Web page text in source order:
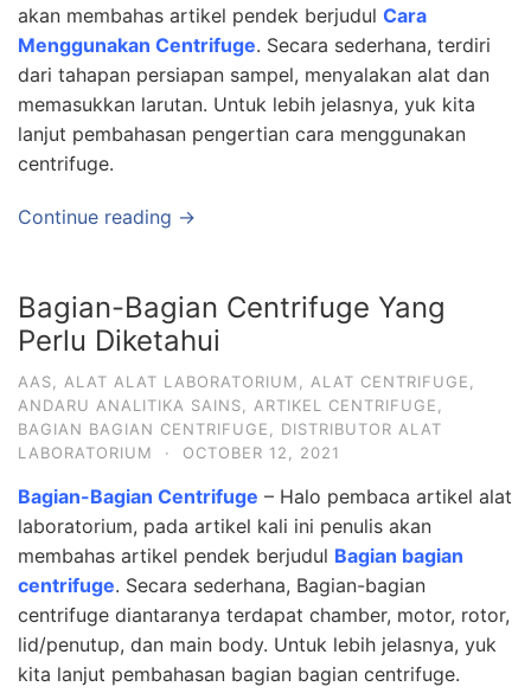
akan membahas artikel pendek berjudul Cara
Menggunakan Centrifuge. Secara sederhana, terdiri
dari tahapan persiapan sampel, menyalakan alat dan
memasukkan larutan. Untuk lebih jelasnya, yuk kita
lanjut pembahasan pengertian cara menggunakan
centrifuge.
Continue reading →
Bagian-Bagian Centrifuge Yang
Perlu Diketahui
AAS ALAT ALAT LABORATORIUM ALAT CENTRIFUGE
ANDARU ANALITIKA SAINS
ARTIKEL CENTRIFUGE
BAGIAN BAGIAN CENTRIFUGE
DISTRIBUTOR ALAT
LABORATORIUM
· OCTOBER 12, 2021
Bagian-Bagian Centrifuge – Halo pembaca artikel alat
laboratorium, pada artikel kali ini penulis akan
membahas artikel pendek berjudul Bagian bagian
centrifuge. Secara sederhana, Bagian-bagian
centrifuge diantaranya terdapat chamber, motor, rotor,
lid/penutup, dan main body. Untuk lebih jelasnya, yuk
kita lanjut pembahasan bagian bagian centrifuge.